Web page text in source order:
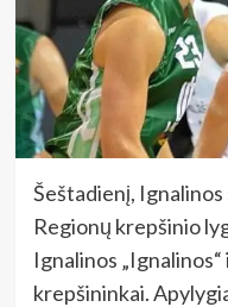
Šeštadienį,
Regionų krepšinio
Ignalinos
krepšininkai.